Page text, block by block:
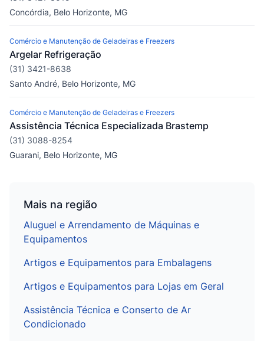
Concórdia, Belo Horizonte, MG
Comércio e Manutenção de Geladeiras e Freezers
Argelar Refrigeração
(31) 3421-8638
Santo André, Belo Horizonte, MG
Comércio e Manutenção de Geladeiras e Freezers
Assistência Técnica Especializada Brastemp
(31) 3088-8254
Guarani, Belo Horizonte, MG
Mais na região
Aluguel e Arrendamento de Máquinas e
Equipamentos
Artigos e Equipamentos para Embalagens
Artigos e Equipamentos para Lojas em Geral
Assistência Técnica e Conserto de Ar
Condicionado